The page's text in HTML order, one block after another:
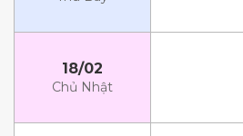
18/02
Chủ Nhật